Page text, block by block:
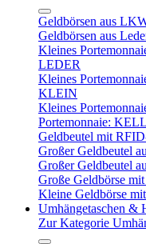
Geldbörsen aus
Geldbörsen aus
Kleines
LEDER
Kleines
KLEIN
Kleines
Portemonnaie:
Geldbeutel mit
Großer Geldbeutel
Großer Geldbeutel
Große Geldbörse
Kleine Geldbörse
Umhängetaschen &
Zur Kategorie